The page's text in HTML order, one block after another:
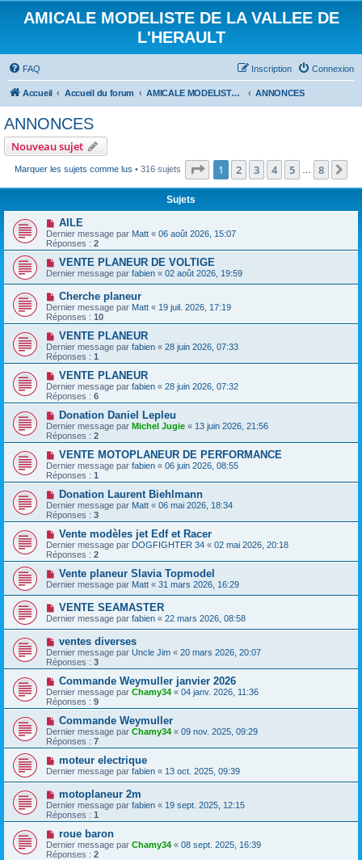
AMICALE MODELISTE DE LA VALLEE DE
L'HERAULT
FAQ Connexion
Inscription
Accueil Accueil du forum AMICALE MODELISTE DE LA VALLEE DE L'HERAULT ANNONCES
ANNONCES
Nouveau sujet
Marquer les sujets comme lus • 316 sujets Page 1sur8
1 2 3 4 5 8
Sujets
AILE
Dernier message par Matt « 06 août 2026, 15:07
Réponses : 2
VENTE PLANEUR DE VOLTIGE
Dernier message par fabien « 02 août 2026, 19:59
Cherche planeur
Dernier message par Matt « 19 juil. 2026, 17:19
Réponses : 10
VENTE PLANEUR
Dernier message par fabien « 28 juin 2026, 07:33
Réponses : 1
VENTE PLANEUR
Dernier message par fabien « 28 juin 2026, 07:32
Réponses : 6
Donation Daniel Lepleu
Dernier message par Michel Jugie « 13 juin 2026, 21:56
Réponses : 2
VENTE MOTOPLANEUR DE PERFORMANCE
Dernier message par fabien « 06 juin 2026, 08:55
Réponses : 1
Donation Laurent Biehlmann
Dernier message par Matt « 06 mai 2026, 18:34
Réponses : 3
Vente modèles jet Edf et Racer
Dernier message par DOGFIGHTER 34 « 02 mai 2026, 20:18
Réponses : 2
Vente planeur Slavia Topmodel
Dernier message par Matt « 31 mars 2026, 16:29
VENTE SEAMASTER
Dernier message par fabien « 22 mars 2026, 08:58
ventes diverses
Dernier message par Uncle Jim « 20 mars 2026, 20:07
Réponses : 3
Commande Weymuller janvier 2026
Dernier message par Chamy34 « 04 janv. 2026, 11:36
Réponses : 9
Commande Weymuller
Dernier message par Chamy34 « 09 nov. 2025, 09:29
Réponses : 7
moteur electrique
Dernier message par fabien « 13 oct. 2025, 09:39
motoplaneur 2m
Dernier message par fabien « 19 sept. 2025, 12:15
Réponses : 1
roue baron
Dernier message par Chamy34 « 08 sept. 2025, 16:39
Réponses : 2